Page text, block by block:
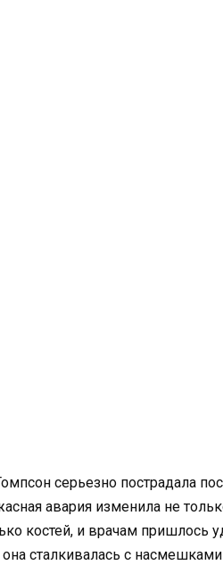
серьезно пострадала
авария изменила не
костей, и врачам пришлось
сталкивалась с